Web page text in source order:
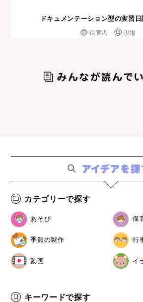
ドキュメンテーション型の実習
保育者 現場
カテゴリーで探す
あそび 保
季節の製作 行
動画 イ
キーワードで探す